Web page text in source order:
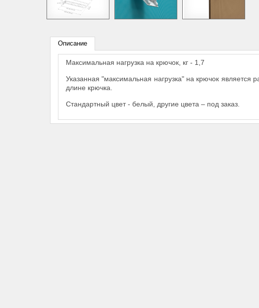
Описание
Максимальная нагрузка на крючок, кг - 1,7
Указанная "максимальная нагрузка" на крючок
длине крючка.
Стандартный цвет - белый, другие цвета – под заказ.